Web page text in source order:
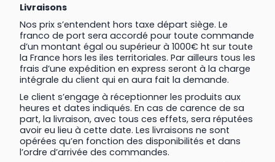
Livraisons
Nos prix s’entendent hors taxe départ siège. Le
franco de port sera accordé pour toute commande
d’un montant égal ou supérieur à 1000€ ht sur toute
la France hors les iles territoriales. Par ailleurs tous les
frais d’une expédition en express seront à la charge
intégrale du client qui en aura fait la demande.
Le client s’engage à réceptionner les produits aux
heures et dates indiqués. En cas de carence de sa
part, la livraison, avec tous ces effets, sera réputées
avoir eu lieu à cette date. Les livraisons ne sont
opérées qu’en fonction des disponibilités et dans
l’ordre d’arrivée des commandes.